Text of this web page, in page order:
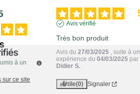
à un
sur ce site
Avis vérifié
Très bon produit
Avis du27/03/2025 , suite à
expérience du04/03/2025 par
Didier S.
Utile(0) Signaler